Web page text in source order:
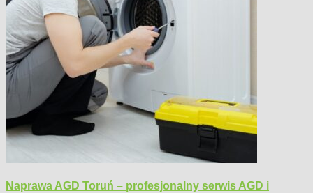
Naprawa AGD Toruń – profesjonalny serwis AGD i